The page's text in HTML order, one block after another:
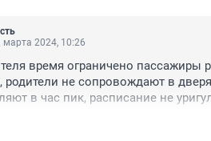
марта 2024, 10:26
время ограничено пассажиры
родители не сопровождают в
в час пик, расписание не